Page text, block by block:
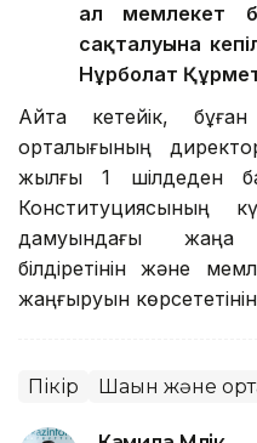
ал мемлекет
сақталуына
Нұрболат
Айта кетейік,
орталығының
жылғы 1 шілдеден
Конституциясының
дамуындағы жаңа
білдіретінін және
жаңғыруын көрсететінін
Пікір Шағын және